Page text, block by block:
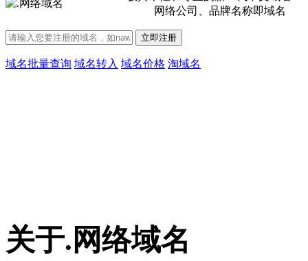
网络公司、品牌名称即域名
立即注册
域名批量查询 域名转入 域名价格 淘域名
关于.网络域名